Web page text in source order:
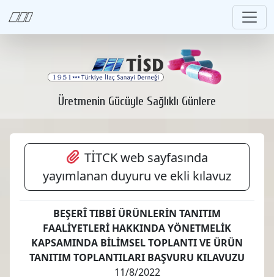
Üretmenin Gücüyle Sağlıklı Günlere
TİTCK web sayfasında
yayımlanan duyuru ve ekli kılavuz
BEŞERÎ TIBBİ ÜRÜNLERİN TANITIM
FAALİYETLERİ HAKKINDA YÖNETMELİK
KAPSAMINDA BİLİMSEL TOPLANTI VE ÜRÜN
TANITIM TOPLANTILARI BAŞVURU KILAVUZU
11/8/2022